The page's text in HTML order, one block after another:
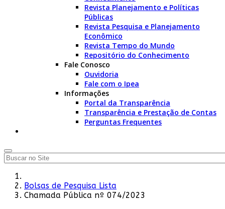
Revista Planejamento e Políticas
Públicas
Revista Pesquisa e Planejamento
Econômico
Revista Tempo do Mundo
Repositório do Conhecimento
Fale Conosco
Ouvidoria
Fale com o Ipea
Informações
Portal da Transparência
Transparência e Prestação de Contas
Perguntas Frequentes
Bolsas de Pesquisa Lista
Chamada Pública nº 074/2023